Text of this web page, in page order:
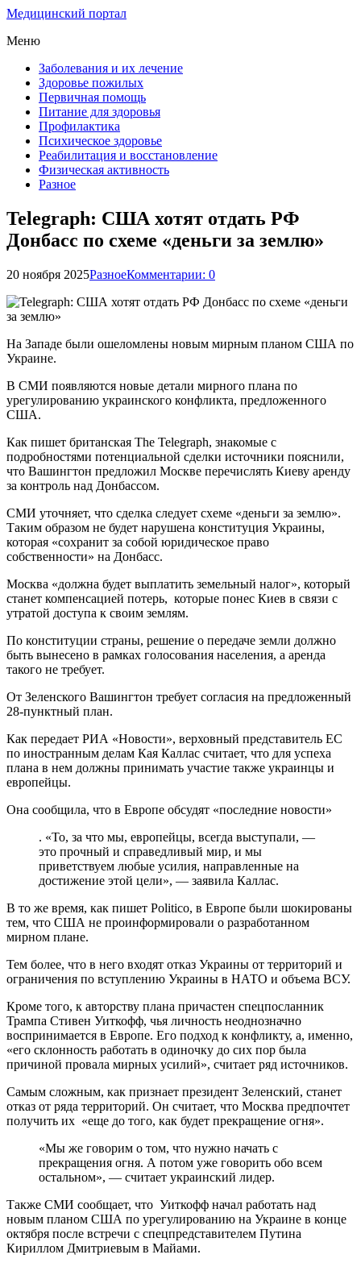
Медицинский портал
Меню
Заболевания и их лечение
Здоровье пожилых
Первичная помощь
Питание для здоровья
Профилактика
Психическое здоровье
Реабилитация и восстановление
Физическая активность
Разное
Telegraph: США хотят отдать РФ
Донбасс по схеме «деньги за землю»
20 ноября 2025РазноеКомментарии: 0
На Западе были ошеломлены новым мирным планом США по
Украине.
В СМИ появляются новые детали мирного плана по
урегулированию украинского конфликта, предложенного
США.
Как пишет британская The Telegraph, знакомые с
подробностями потенциальной сделки источники пояснили,
что Вашингтон предложил Москве перечислять Киеву аренду
за контроль над Донбассом.
СМИ уточняет, что сделка следует схеме «деньги за землю».
Таким образом не будет нарушена конституция Украины,
которая «сохранит за собой юридическое право
собственности» на Донбасс.
Москва «должна будет выплатить земельный налог», который
станет компенсацией потерь, которые понес Киев в связи с
утратой доступа к своим землям.
По конституции страны, решение о передаче земли должно
быть вынесено в рамках голосования населения, а аренда
такого не требует.
От Зеленского Вашингтон требует согласия на предложенный
28-пунктный план.
Как передает РИА «Новости», верховный представитель ЕС
по иностранным делам Кая Каллас считает, что для успеха
плана в нем должны принимать участие также украинцы и
европейцы.
Она сообщила, что в Европе обсудят «последние новости»
. «То, за что мы, европейцы, всегда выступали, —
это прочный и справедливый мир, и мы
приветствуем любые усилия, направленные на
достижение этой цели», — заявила Каллас.
В то же время, как пишет Politico, в Европе были шокированы
тем, что США не проинформировали о разработанном
мирном плане.
Тем более, что в него входят отказ Украины от территорий и
ограничения по вступлению Украины в НАТО и объема ВСУ.
Кроме того, к авторству плана причастен спецпосланник
Трампа Стивен Уиткофф, чья личность неоднозначно
воспринимается в Европе. Его подход к конфликту, а, именно,
«его склонность работать в одиночку до сих пор была
причиной провала мирных усилий», считает ряд источников.
Самым сложным, как признает президент Зеленский, станет
отказ от ряда территорий. Он считает, что Москва предпочтет
получить их «еще до того, как будет прекращение огня».
«Мы же говорим о том, что нужно начать с
прекращения огня. А потом уже говорить обо всем
остальном», — считает украинский лидер.
Также СМИ сообщает, что Уиткофф начал работать над
новым планом США по урегулированию на Украине в конце
октября после встречи с спецпредставителем Путина
Кириллом Дмитриевым в Майами.